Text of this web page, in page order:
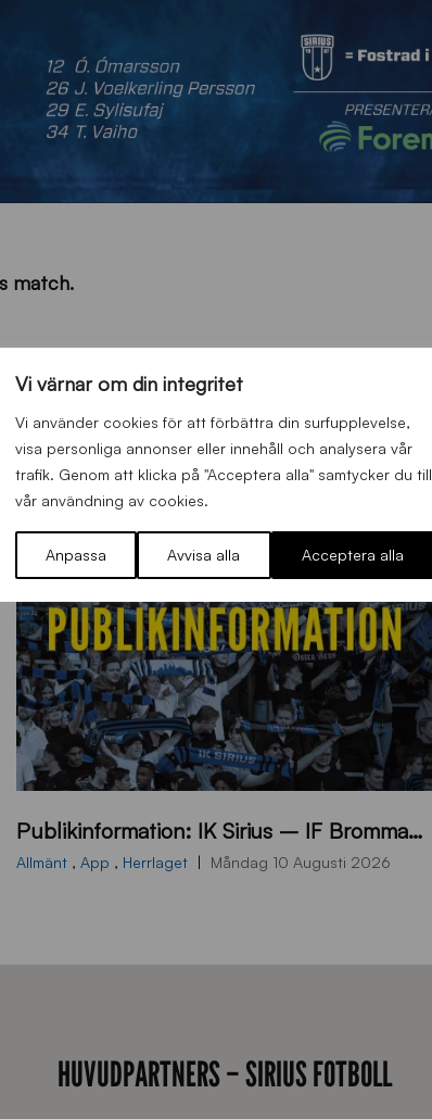
Vi värnar om din integritet
Vi använder cookies för att förbättra din surfupplevelse,
visa personliga annonser eller innehåll och analysera vår
trafik. Genom att klicka på "Acceptera alla" samtycker du till
vår användning av cookies.
Anpassa Avvisa alla Acceptera alla
match.
u
b
Publikinformation: IK Sirius – IF Brommapojkarna
Allmänt , App , Herrlaget Måndag 10 Augusti 2026
HUVUDPARTNERS – SIRIUS FOTBOLL